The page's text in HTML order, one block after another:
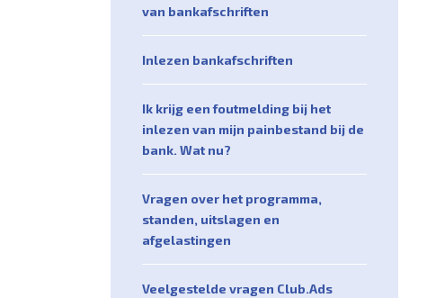
van bankafschriften
Inlezen bankafschriften
Ik krijg een foutmelding bij het
inlezen van mijn painbestand bij de
bank. Wat nu?
Vragen over het programma,
standen, uitslagen en
afgelastingen
Veelgestelde vragen Club.Ads